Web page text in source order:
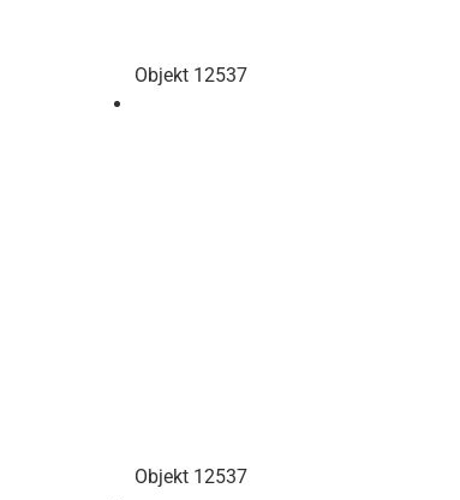
Objekt 12537
Objekt 12537